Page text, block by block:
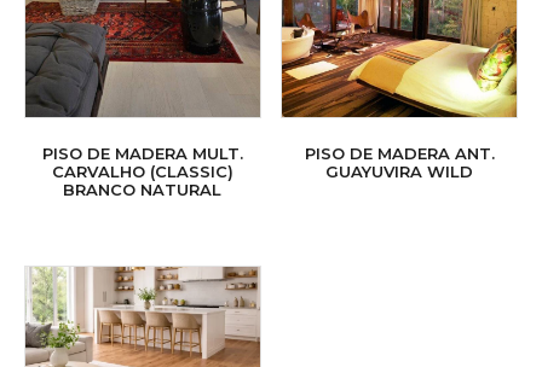
PISO DE MADERA MULT.
CARVALHO (CLASSIC)
BRANCO NATURAL
PISO DE MADERA ANT.
GUAYUVIRA WILD